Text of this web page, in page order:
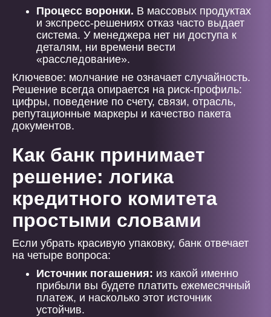
Процесс воронки. В массовых продуктах
и экспресс-решениях отказ часто выдает
система. У менеджера нет ни доступа к
деталям, ни времени вести
«расследование».
Ключевое: молчание не означает случайность.
Решение всегда опирается на риск-профиль:
цифры, поведение по счету, связи, отрасль,
репутационные маркеры и качество пакета
документов.
Как банк принимает
решение: логика
кредитного комитета
простыми словами
Если убрать красивую упаковку, банк отвечает
на четыре вопроса:
Источник погашения: из какой именно
прибыли вы будете платить ежемесячный
платеж, и насколько этот источник
устойчив.